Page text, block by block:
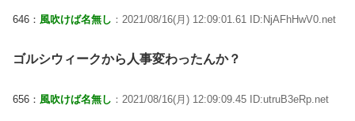
646： 風吹けば名無し ：2021/08/16(月) 12:09:01.61 ID:NjAFhHwV0.net
ゴルシウィークから人事変わったんか？
656： 風吹けば名無し ：2021/08/16(月) 12:09:09.45 ID:utruB3eRp.net